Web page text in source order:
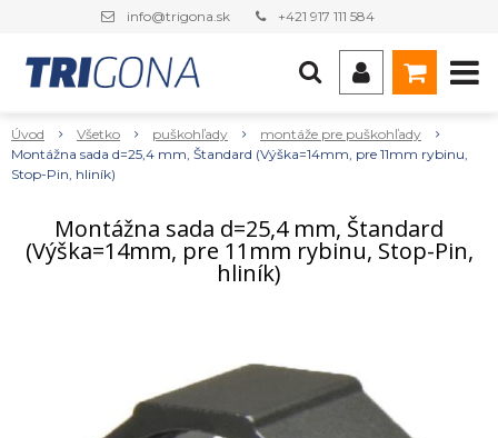
info@trigona.sk +421 917 111 584
Úvod Všetko puškohľady
montáže pre puškohľady
Montážna sada d=25,4 mm, Štandard (Výška=14mm, pre 11mm rybinu,
Stop-Pin, hliník)
Montážna sada d=25,4 mm, Štandard
(Výška=14mm, pre 11mm rybinu, Stop-Pin,
hliník)